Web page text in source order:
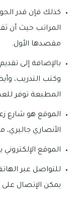
كذلك فإن قدر
المراتب حيث أن
مقصدها الأول.
بالإضافة إلى
وكتب التدريب،
المطبعة توفر
الموقع هو شارع
الأنصاري جاليري،
الموقع
للتواصل عبر
يمكن الإتصال على رقم